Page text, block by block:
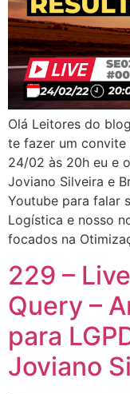
Olá Leitores do
te fazer um convite
24/02 às 20h eu e
Joviano Silveira e
Youtube para falar
Logística e nosso
focados na
229 –
Query –
para
Joviano